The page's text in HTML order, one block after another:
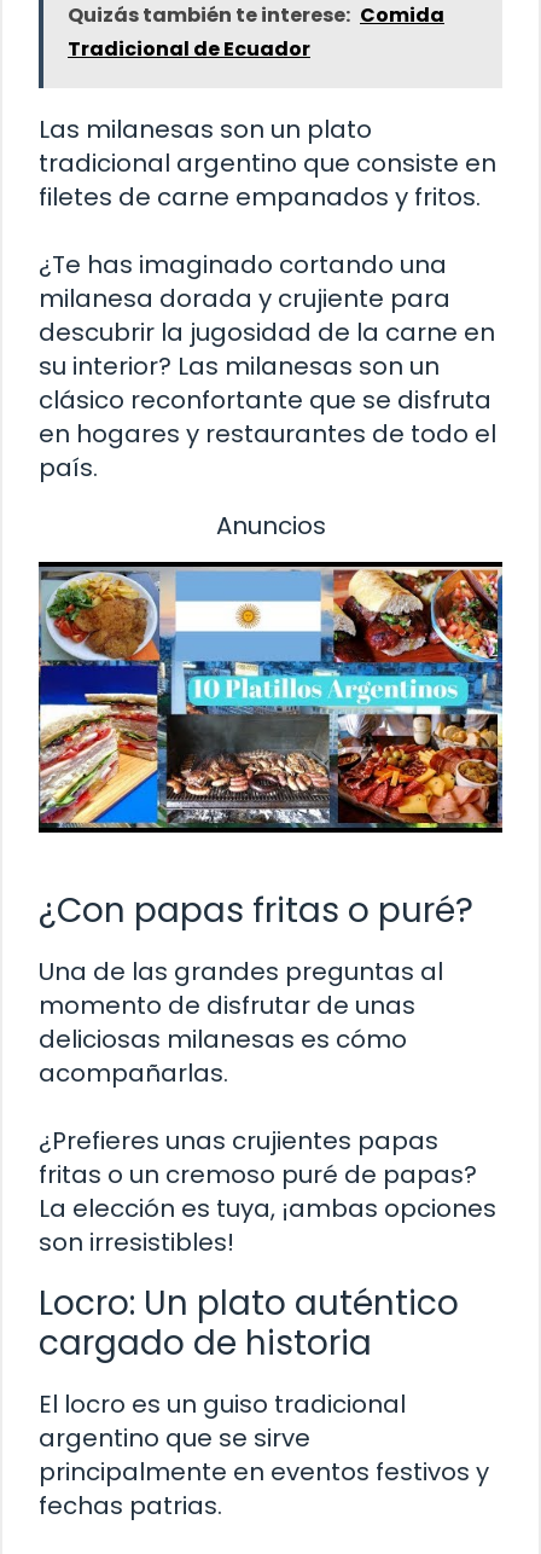
Quizás también te interese: Comida
Tradicional de Ecuador
Las milanesas son un plato
tradicional argentino que consiste en
filetes de carne empanados y fritos.
¿Te has imaginado cortando una
milanesa dorada y crujiente para
descubrir la jugosidad de la carne en
su interior? Las milanesas son un
clásico reconfortante que se disfruta
en hogares y restaurantes de todo el
país.
Anuncios
¿Con papas fritas o puré?
Una de las grandes preguntas al
momento de disfrutar de unas
deliciosas milanesas es cómo
acompañarlas.
¿Prefieres unas crujientes papas
fritas o un cremoso puré de papas?
La elección es tuya, ¡ambas opciones
son irresistibles!
Locro: Un plato auténtico
cargado de historia
El locro es un guiso tradicional
argentino que se sirve
principalmente en eventos festivos y
fechas patrias.